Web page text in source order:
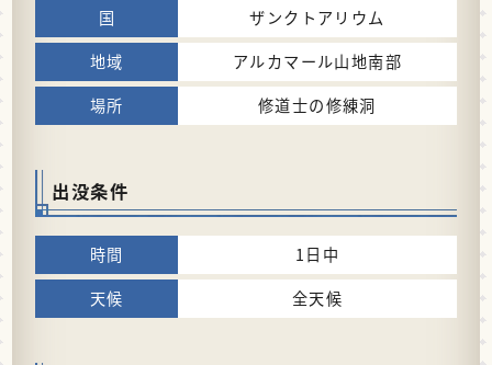
ザンクトアリウム
アルカマール山地南部
修道士の修練洞
出没条件
1日中
全天候